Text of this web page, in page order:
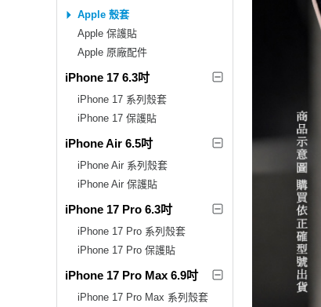
Apple 殼套
Apple 保護貼
Apple 原廠配件
iPhone 17 6.3吋
iPhone 17 系列殼套
iPhone 17 保護貼
iPhone Air 6.5吋
iPhone Air 系列殼套
iPhone Air 保護貼
iPhone 17 Pro 6.3吋
iPhone 17 Pro 系列殼套
iPhone 17 Pro 保護貼
iPhone 17 Pro Max 6.9吋
iPhone 17 Pro Max 系列殼套